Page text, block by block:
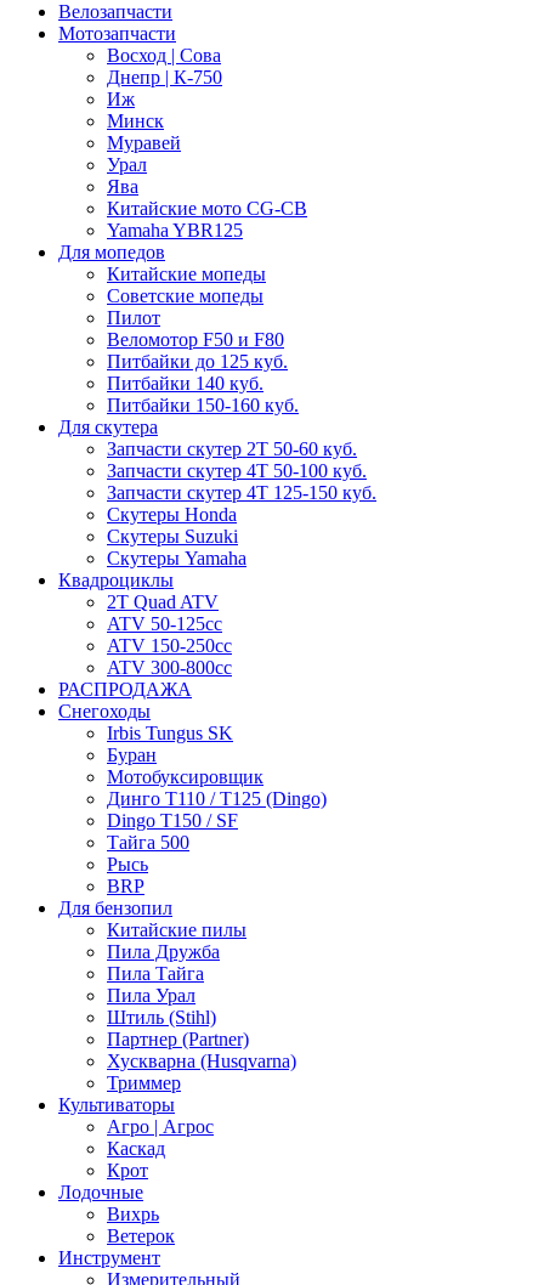
Велозапчасти
Мотозапчасти
Восход | Сова
Днепр | К-750
Иж
Минск
Муравей
Урал
Ява
Китайские мото CG-CB
Yamaha YBR125
Для мопедов
Китайские мопеды
Советские мопеды
Пилот
Веломотор F50 и F80
Питбайки до 125 куб.
Питбайки 140 куб.
Питбайки 150-160 куб.
Для скутера
Запчасти скутер 2Т 50-60 куб.
Запчасти скутер 4Т 50-100 куб.
Запчасти скутер 4Т 125-150 куб.
Скутеры Honda
Скутеры Suzuki
Скутеры Yamaha
Квадроциклы
2T Quad ATV
ATV 50-125cc
ATV 150-250cc
ATV 300-800cc
РАСПРОДАЖА
Снегоходы
Irbis Tungus SK
Буран
Мотобуксировщик
Динго T110 / T125 (Dingo)
Dingo T150 / SF
Тайга 500
Рысь
BRP
Для бензопил
Китайские пилы
Пила Дружба
Пила Тайга
Пила Урал
Штиль (Stihl)
Партнер (Partner)
Хускварна (Husqvarna)
Триммер
Культиваторы
Агро | Агрос
Каскад
Крот
Лодочные
Вихрь
Ветерок
Инструмент
Измерительный